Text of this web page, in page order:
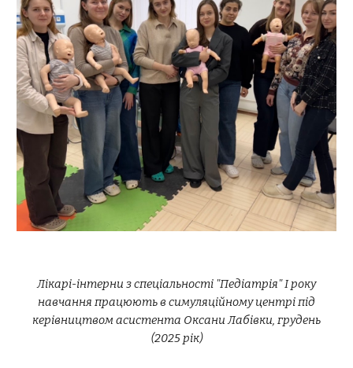
Лікарі-інтерни з спеціальності "Педіатрія" І року
навчання працюють в симуляційному центрі під
керівництвом асистента Оксани Лабівки, грудень
(2025 рік)